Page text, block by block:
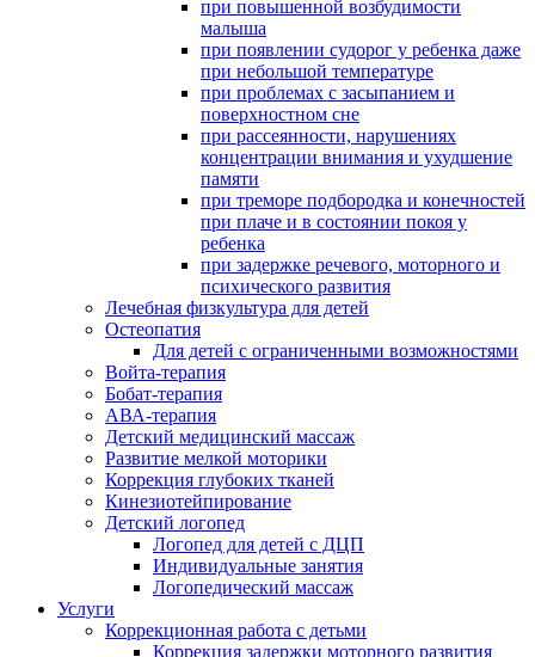
при повышенной возбудимости
малыша
при появлении судорог у ребенка даже
при небольшой температуре
при проблемах с засыпанием и
поверхностном сне
при рассеянности, нарушениях
концентрации внимания и ухудшение
памяти
при треморе подбородка и конечностей
при плаче и в состоянии покоя у
ребенка
при задержке речевого, моторного и
психического развития
Лечебная физкультура для детей
Остеопатия
Для детей с ограниченными возможностями
Войта-терапия
Бобат-терапия
АВА-терапия
Детский медицинский массаж
Развитие мелкой моторики
Коррекция глубоких тканей
Кинезиотейпирование
Детский логопед
Логопед для детей с ДЦП
Индивидуальные занятия
Логопедический массаж
Услуги
Коррекционная работа с детьми
Коррекция задержки моторного развития